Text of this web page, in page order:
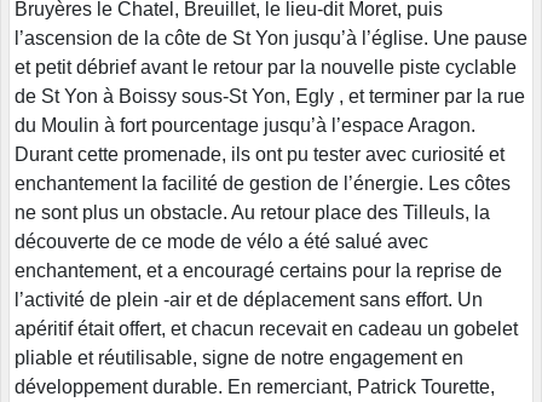
Bruyères le Chatel, Breuillet, le lieu-dit Moret, puis
l’ascension de la côte de St Yon jusqu’à l’église. Une pause
et petit débrief avant le retour par la nouvelle piste cyclable
de St Yon à Boissy sous-St Yon, Egly , et terminer par la rue
du Moulin à fort pourcentage jusqu’à l’espace Aragon.
Durant cette promenade, ils ont pu tester avec curiosité et
enchantement la facilité de gestion de l’énergie. Les côtes
ne sont plus un obstacle. Au retour place des Tilleuls, la
découverte de ce mode de vélo a été salué avec
enchantement, et a encouragé certains pour la reprise de
l’activité de plein -air et de déplacement sans effort. Un
apéritif était offert, et chacun recevait en cadeau un gobelet
pliable et réutilisable, signe de notre engagement en
développement durable. En remerciant, Patrick Tourette,